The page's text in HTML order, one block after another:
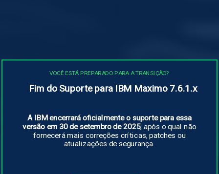
VOCÊ ESTÁ PREPARADO PARA A TRANSIÇÃO?
Fim do Suporte para IBM Maximo 7.6.1.x
A IBM encerrará oficialmente o suporte para essa
versão em 30 de setembro de 2025, após o qual não
fornecerá mais correções críticas, patches ou
atualizações de segurança.